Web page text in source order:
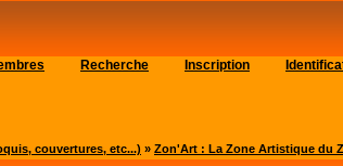
Recherche Inscription
couvertures, etc...) » Zon'Art : La Zone Artistique du